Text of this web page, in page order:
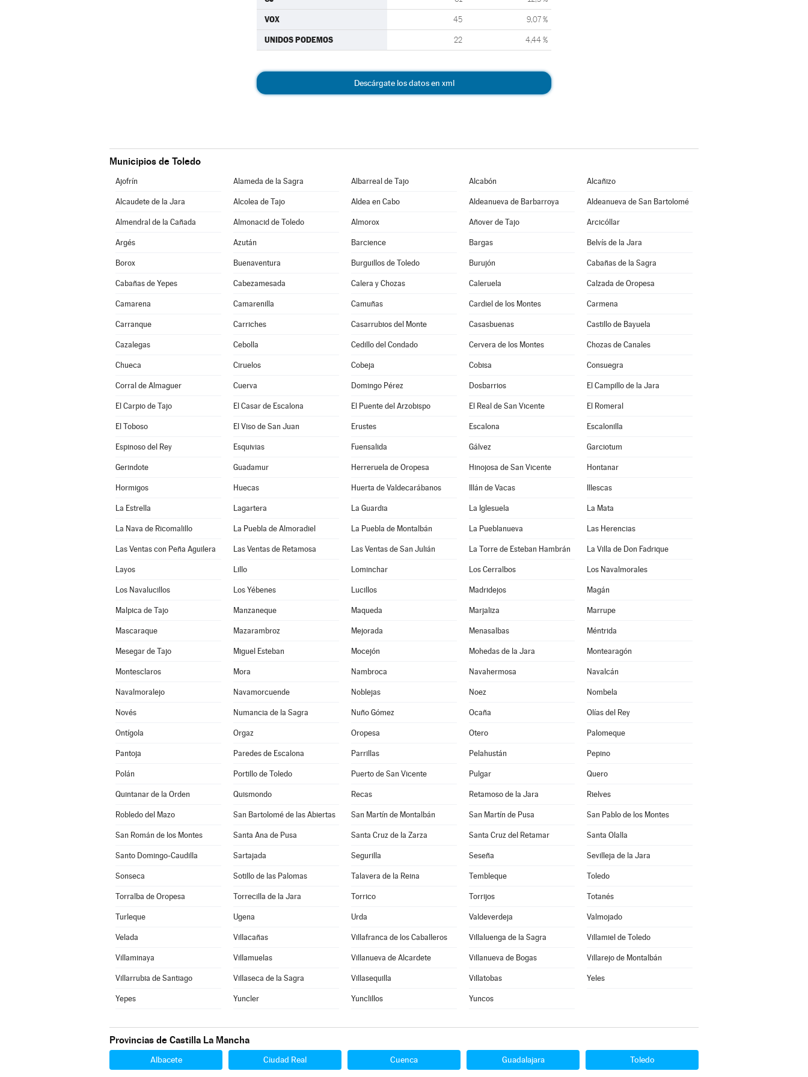
VOX 45 9,07 %
UNIDOS PODEMOS 22 4,44 %
Descárgate los datos en xml
Municipios de Toledo
Ajofrín Alameda de la Sagra Albarreal de Tajo Alcabón Alcañizo
Alcaudete de la Jara Alcolea de Tajo Aldea en Cabo Aldeanueva de Barbarroya Aldeanueva de San Bartolomé
Almendral de la Cañada Almonacid de Toledo Almorox Añover de Tajo Arcicóllar
Argés Azután Barcience Bargas Belvís de la Jara
Borox Buenaventura Burguillos de Toledo Burujón Cabañas de la Sagra
Cabañas de Yepes Cabezamesada Calera y Chozas Caleruela Calzada de Oropesa
Camarena Camarenilla Camuñas Cardiel de los Montes Carmena
Carranque Carriches Casarrubios del Monte Casasbuenas Castillo de Bayuela
Cazalegas Cebolla Cedillo del Condado Cervera de los Montes Chozas de Canales
Chueca Ciruelos Cobeja Cobisa Consuegra
Corral de Almaguer Cuerva Domingo Pérez Dosbarrios El Campillo de la Jara
El Carpio de Tajo El Casar de Escalona El Puente del Arzobispo El Real de San Vicente El Romeral
El Toboso El Viso de San Juan Erustes Escalona Escalonilla
Espinoso del Rey Esquivias Fuensalida Gálvez Garciotum
Gerindote Guadamur Herreruela de Oropesa Hinojosa de San Vicente Hontanar
Hormigos Huecas Huerta de Valdecarábanos Illán de Vacas Illescas
La Estrella Lagartera La Guardia La Iglesuela La Mata
La Nava de Ricomalillo La Puebla de Almoradiel La Puebla de Montalbán La Pueblanueva Las Herencias
Las Ventas con Peña Aguilera Las Ventas de Retamosa Las Ventas de San Julián La Torre de Esteban Hambrán La Villa de Don Fadrique
Layos Lillo Lominchar Los Cerralbos Los Navalmorales
Los Navalucillos Los Yébenes Lucillos Madridejos Magán
Malpica de Tajo Manzaneque Maqueda Marjaliza Marrupe
Mascaraque Mazarambroz Mejorada Menasalbas Méntrida
Mesegar de Tajo Miguel Esteban Mocejón Mohedas de la Jara Montearagón
Montesclaros Mora Nambroca Navahermosa Navalcán
Navalmoralejo Navamorcuende Noblejas Noez Nombela
Novés Numancia de la Sagra Nuño Gómez Ocaña Olías del Rey
Ontígola Orgaz Oropesa Otero Palomeque
Pantoja Paredes de Escalona Parrillas Pelahustán Pepino
Polán Portillo de Toledo Puerto de San Vicente Pulgar Quero
Quintanar de la Orden Quismondo Recas Retamoso de la Jara Rielves
Robledo del Mazo San Bartolomé de las Abiertas San Martín de Montalbán San Martín de Pusa San Pablo de los Montes
San Román de los Montes Santa Ana de Pusa Santa Cruz de la Zarza Santa Cruz del Retamar Santa Olalla
Santo Domingo-Caudilla Sartajada Segurilla Seseña Sevilleja de la Jara
Sonseca Sotillo de las Palomas Talavera de la Reina Tembleque Toledo
Torralba de Oropesa Torrecilla de la Jara Torrico Torrijos Totanés
Turleque Ugena Urda Valdeverdeja Valmojado
Velada Villacañas Villafranca de los Caballeros Villaluenga de la Sagra Villamiel de Toledo
Villaminaya Villamuelas Villanueva de Alcardete Villanueva de Bogas Villarejo de Montalbán
Villarrubia de Santiago Villaseca de la Sagra Villasequilla Villatobas Yeles
Yepes Yuncler Yunclillos Yuncos
Provincias de Castilla La Mancha
Albacete Ciudad Real Cuenca Guadalajara Toledo